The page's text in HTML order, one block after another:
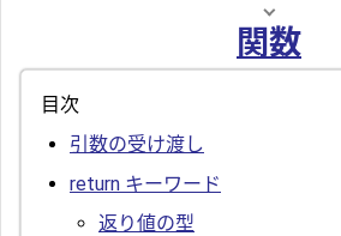
関数
目次
引数の受け渡し
return キーワード
返り値の型